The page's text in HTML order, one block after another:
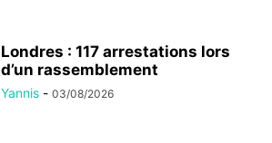
Londres : 117 arrestations lors
d’un rassemblement
Yannis - 03/08/2026